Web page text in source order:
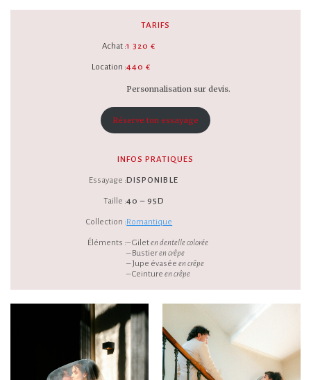
TARIFS
Achat :
Location :
1 320 €
440 €
Personnalisation sur devis.
Réserve ton essayage
INFOS PRATIQUES
Essayage :
Taille :
Collection :
Éléments :
DISPONIBLE
40 – 95D
Romantique
– Gileten dentelle colorée
– Bustieren crêpe
– Jupe évaséeen crêpe
– Ceintureen crêpe